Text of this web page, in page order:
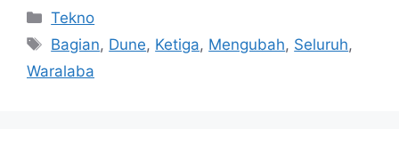
Kategori
Tekno
Tag
Bagian, Dune, Ketiga, Mengubah, Seluruh,
Waralaba